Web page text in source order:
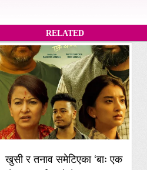
RELATED
खुसी र तनाव समेटिएका ‘बाः एक